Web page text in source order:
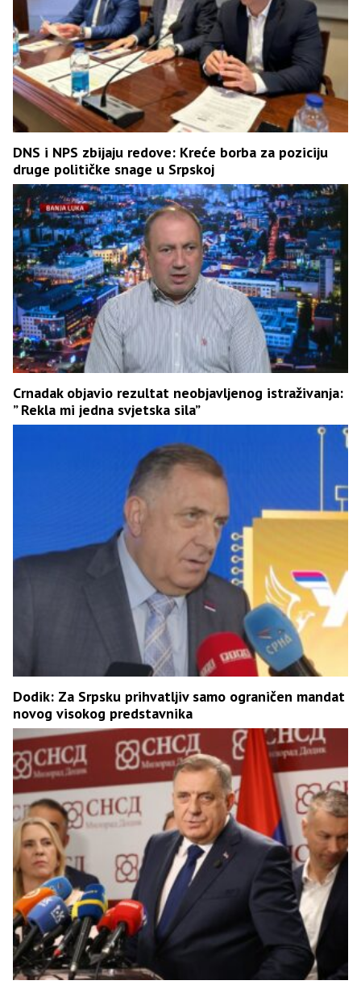
DNS i NPS zbijaju redove: Kreće borba za poziciju
druge političke snage u Srpskoj
Crnadak objavio rezultat neobjavljenog istraživanja:
” Rekla mi jedna svjetska sila”
Dodik: Za Srpsku prihvatljiv samo ograničen mandat
novog visokog predstavnika